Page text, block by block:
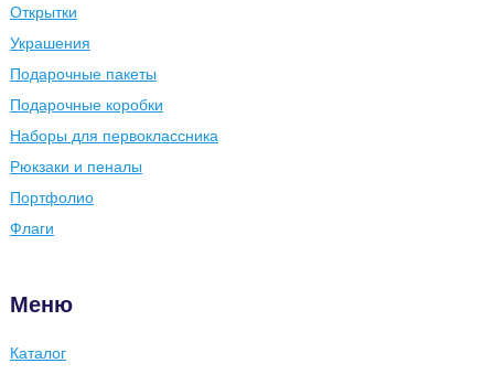
Открытки
Украшения
Подарочные пакеты
Подарочные коробки
Наборы для первоклассника
Рюкзаки и пеналы
Портфолио
Флаги
Меню
Каталог